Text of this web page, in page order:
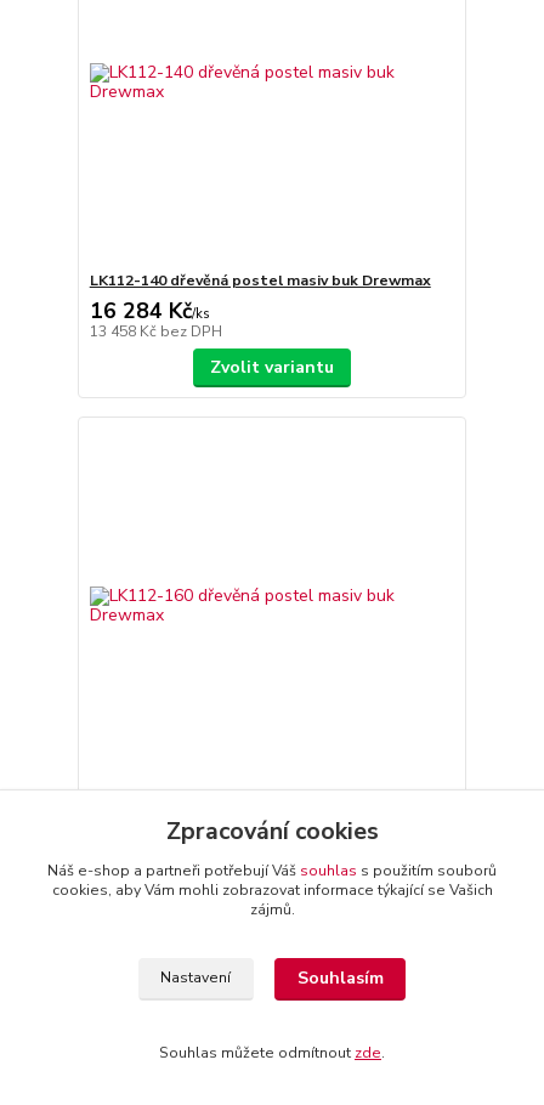
LK112-140 dřevěná postel masiv buk Drewmax
16 284 Kč/ks
13 458 Kč bez DPH
Zvolit variantu
17 112 Kč/ks
Zvolit variantu
Zpracování cookies
Náš e-shop a partneři potřebují Váš souhlas s použitím souborů
cookies, aby Vám mohli zobrazovat informace týkající se Vašich
zájmů.
Nastavení Souhlasím
Souhlas můžete odmítnout zde.